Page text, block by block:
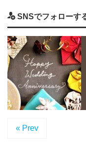
SNSでフォローす
« Prev